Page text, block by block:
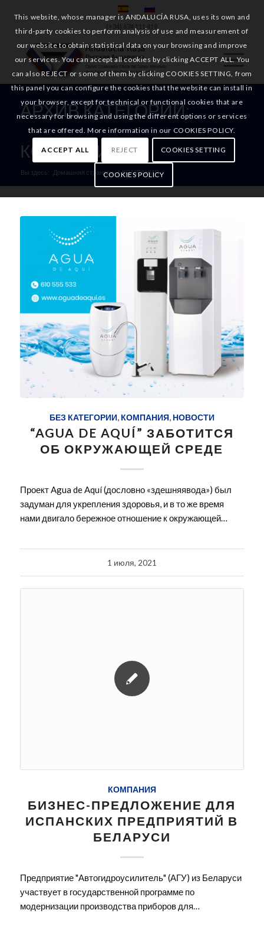
АРХИВ КАТЕГОРИИ:
КОМПАНИЯ
Вы здесь: Домашняя страница / КОМПАНИЯ
БЕЗ КАТЕГОРИИ, КОМПАНИЯ, НОВОСТИ
“AGUA DE AQUÍ” ЗАБОТИТСЯ
ОБ ОКРУЖАЮЩЕЙ СРЕДЕ
Проект Agua de Aquí (дословно «здешняявода») был
задуман для укрепления здоровья, и в то же время
нами двигало бережное отношение к окружающей…
1 июля, 2021
КОМПАНИЯ
БИЗНЕС-ПРЕДЛОЖЕНИЕ ДЛЯ
ИСПАНСКИХ ПРЕДПРИЯТИЙ В
БЕЛАРУСИ
Предприятие "Автогидроусилитель" (АГУ) из Беларуси
участвует в государственной программе по
модернизации производства приборов для…
This website, whose manager is ANDALUCÍA RUSA, uses its own and
third-party cookies to perform analysis of use and measurement of
our website to obtain statistical data on your browsing and improve
our services. You can accept all cookies by clicking ACCEPT ALL. You
can also REJECT or some of them by clicking COOKIES SETTING, from
this panel you can configure the cookies that the website can install in
your browser, except for technical or functional cookies that are
necessary for browsing and using the different options or services
that are offered. More information in our COOKIES POLICY.
ACCEPT ALL REJECT COOKIES SETTING
COOKIES POLICY